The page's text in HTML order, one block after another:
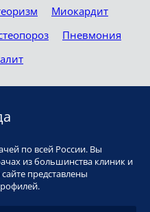
Миокардит
Пневмония
по всей России. Вы
из большинства клиник и
представлены